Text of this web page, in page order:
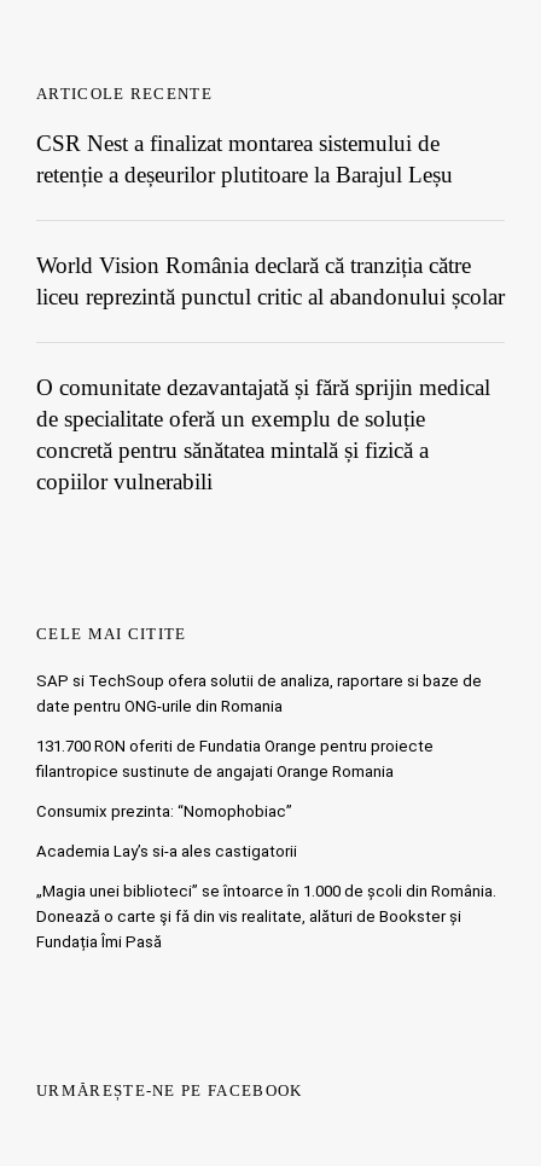
ARTICOLE RECENTE
CSR Nest a finalizat montarea sistemului de
retenție a deșeurilor plutitoare la Barajul Leșu
World Vision România declară că tranziția către
liceu reprezintă punctul critic al abandonului școlar
O comunitate dezavantajată și fără sprijin medical
de specialitate oferă un exemplu de soluție
concretă pentru sănătatea mintală și fizică a
copiilor vulnerabili
CELE MAI CITITE
SAP si TechSoup ofera solutii de analiza, raportare si baze de
date pentru ONG-urile din Romania
131.700 RON oferiti de Fundatia Orange pentru proiecte
filantropice sustinute de angajati Orange Romania
Consumix prezinta: “Nomophobiac”
Academia Lay’s si-a ales castigatorii
„Magia unei biblioteci” se întoarce în 1.000 de școli din România.
Doneazǎ o carte şi fǎ din vis realitate, alături de Bookster și
Fundația Îmi Pasă
URMĂREȘTE-NE PE FACEBOOK